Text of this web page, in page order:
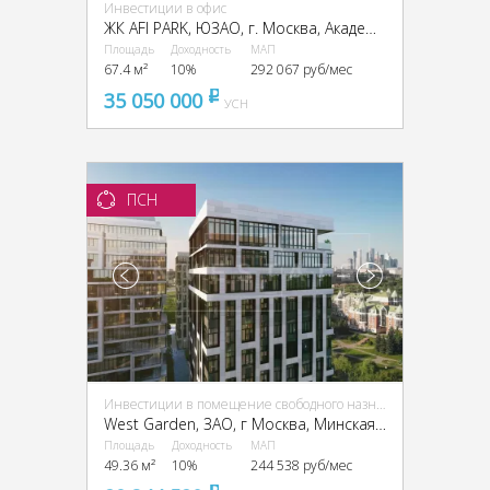
Инвестиции в офис
ЖК AFI PARK, ЮЗАО, г. Москва, Академика Челомея ул., 7А cтр. 2
Площадь
67.4 м²
Доходность
10%
МАП
292 067 руб/мес
35 050 000 pуб
УСН
ПСН
Инвестиции в помещение свободного назначения (ПСН)
Площадь
49.36 м²
Доходность
10%
МАП
244 538 руб/мес